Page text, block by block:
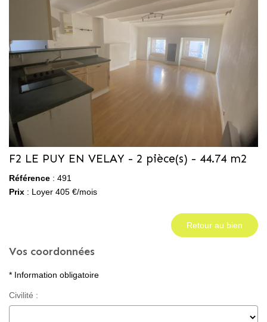
Notre Histoire
Newsletters
Nous Rejoindre
F2 LE PUY EN VELAY - 2 pièce(s) - 44.74 m2
Référence : 491
Prix : Loyer 405 €/mois
Retour au bien
Vos coordonnées
* Information obligatoire
Civilité :